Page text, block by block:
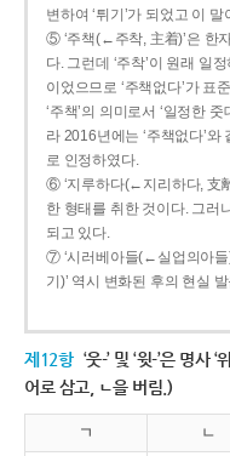
변하여 ‘튀기’가 되었고 이
⑤ ‘주책(←주착, 主着)’은 한
다. 그런데 ‘주착’이 원래 일
이었으므로 ‘주책없다’가 표
‘주책’의 의미로서 ‘일정한
라 2016년에는 ‘주책없다’와
로 인정하였다.
⑥ ‘지루하다(←지리하다, 支
한 형태를 취한 것이다. 그러
되고 있다.
⑦ ‘시러베아들(←실업의아
기)’ 역시 변화된 후의 현실
제12항 ‘웃-’ 및 ‘윗-’은 명사
어로 삼고, ㄴ을 버림.)
ㄱ ㄴ